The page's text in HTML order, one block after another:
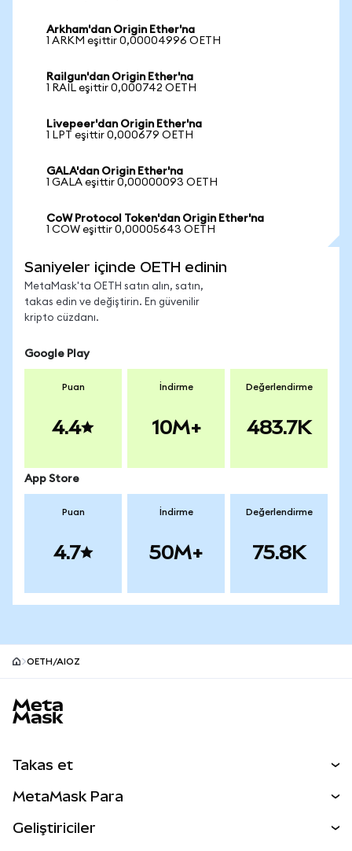
Arkham'dan Origin Ether'na
1 ARKM eşittir 0,00004996 OETH
Railgun'dan Origin Ether'na
1 RAIL eşittir 0,000742 OETH
Livepeer'dan Origin Ether'na
1 LPT eşittir 0,000679 OETH
GALA'dan Origin Ether'na
1 GALA eşittir 0,00000093 OETH
CoW Protocol Token'dan Origin Ether'na
1 COW eşittir 0,00005643 OETH
Saniyeler içinde OETH edinin
MetaMask'ta OETH satın alın, satın,
takas edin ve değiştirin. En güvenilir
kripto cüzdanı.
Google Play
Puan
4.4
İndirme
10M+
Değerlendirme
483.7K
App Store
Puan
4.7
İndirme
50M+
Değerlendirme
75.8K
OETH/AIOZ
Takas et
Perps
MetaMask Para
Geliştiriciler